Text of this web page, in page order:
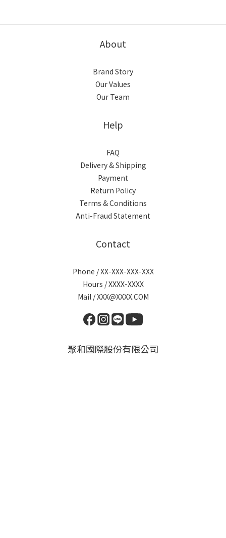
About
Brand Story
Our Values
Our Team
Help
FAQ
Delivery & Shipping
Payment
Return Policy
Terms & Conditions
Anti-Fraud Statement
Contact
Phone / XX-XXX-XXX-XXX
Hours / XXXX-XXXX
Mail / XXX@XXXX.COM
聚和國際股份有限公司